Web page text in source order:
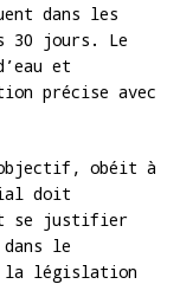
dans les
30 jours. Le
et
précise avec
obéit à
doit
se justifier
le
la législation